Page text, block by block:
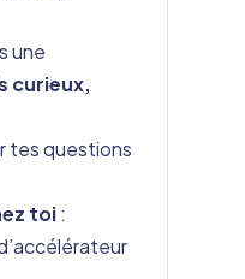
une
curieux,
tes questions
toi: